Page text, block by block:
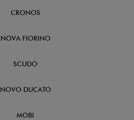
CRONOS
NOVA FIORINO
SCUDO
NOVO DUCATO
MOBI